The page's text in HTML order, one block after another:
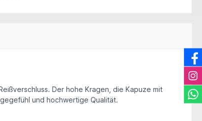
Der hohe Kragen, die Kapuze mit
und hochwertige Qualität.